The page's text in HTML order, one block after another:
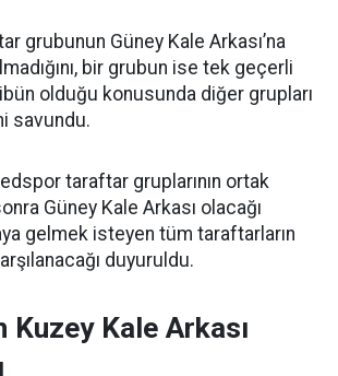
grubunun Güney Kale Arkası’na
bir grubun ise tek geçerli
olduğu konusunda diğer grupları
savundu.
taraftar gruplarının ortak
Güney Kale Arkası olacağı
gelmek isteyen tüm taraftarların
duyuruldu.
Kuzey Kale Arkası